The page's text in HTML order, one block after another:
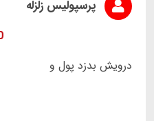
پرسپولیس زلزله
درویش بدزد پول و